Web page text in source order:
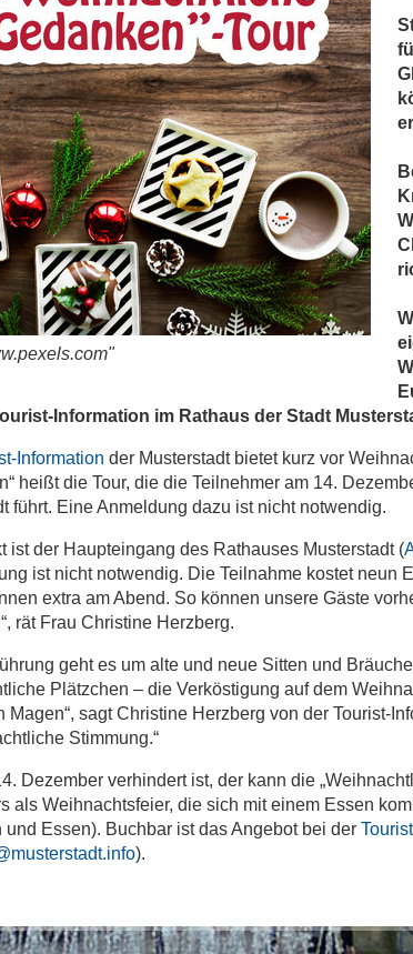
Information im Rathaus der Stadt
Information der Musterstadt bietet kurz vor
heißt die Tour, die die Teilnehmer am 14.
führt. Eine Anmeldung dazu ist nicht notwendig.
ist der Haupteingang des Rathauses Musterstadt (
ist nicht notwendig. Die Teilnahme kostet
extra am Abend. So können unsere Gäste
rät Frau Christine Herzberg.
geht es um alte und neue Sitten und
Plätzchen – die Verköstigung auf dem
Magen“, sagt Christine Herzberg von der Tourist-
Stimmung.“
Dezember verhindert ist, der kann die
als Weihnachtsfeier, die sich mit einem Essen
und Essen). Buchbar ist das Angebot bei der
).